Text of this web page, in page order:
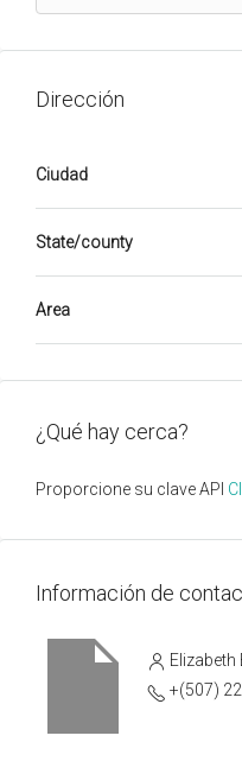
Dirección
Ciudad
State/county
Area
¿Qué hay cerca?
Proporcione su clave API
Información de
+(507)